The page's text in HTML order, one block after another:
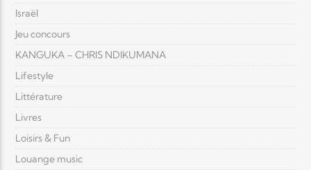
Israël
Jeu concours
KANGUKA – CHRIS NDIKUMANA
Lifestyle
Littérature
Livres
Loisirs & Fun
Louange music